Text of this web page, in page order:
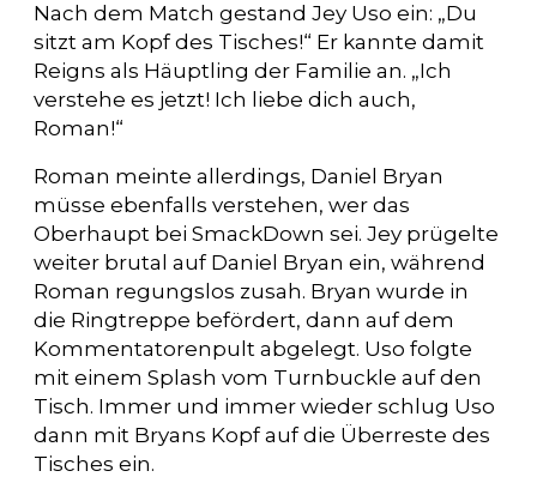
Nach dem Match gestand Jey Uso ein: „Du
sitzt am Kopf des Tisches!“ Er kannte damit
Reigns als Häuptling der Familie an. „Ich
verstehe es jetzt! Ich liebe dich auch,
Roman!“
Roman meinte allerdings, Daniel Bryan
müsse ebenfalls verstehen, wer das
Oberhaupt bei SmackDown sei. Jey prügelte
weiter brutal auf Daniel Bryan ein, während
Roman regungslos zusah. Bryan wurde in
die Ringtreppe befördert, dann auf dem
Kommentatorenpult abgelegt. Uso folgte
mit einem Splash vom Turnbuckle auf den
Tisch. Immer und immer wieder schlug Uso
dann mit Bryans Kopf auf die Überreste des
Tisches ein.